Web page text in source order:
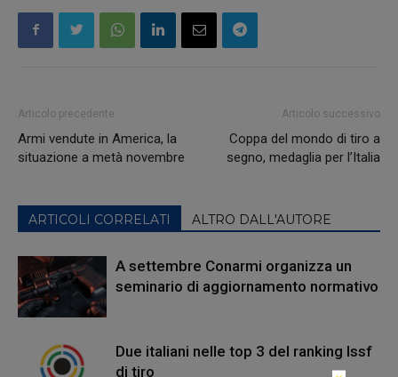
Articolo precedente
Armi vendute in America, la
situazione a metà novembre
Articolo successivo
Coppa del mondo di tiro a
segno, medaglia per l’Italia
ARTICOLI CORRELATI ALTRO DALL'AUTORE
A settembre Conarmi organizza un
seminario di aggiornamento normativo
Due italiani nelle top 3 del ranking Issf
di tiro